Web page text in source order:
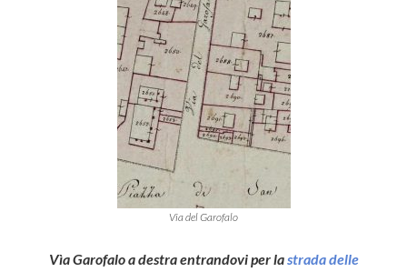
Via del Garofalo
Vìa Garofalo a destra entrandovi per lastrada delle